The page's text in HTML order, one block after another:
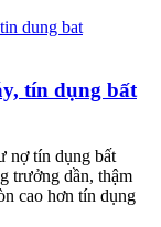
tín dụng bất
nợ tín dụng bất
trưởng dần, thậm
cao hơn tín dụng